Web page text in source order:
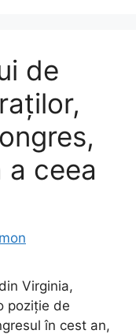
de
ceea
Virginia,
poziție de
în cest an,